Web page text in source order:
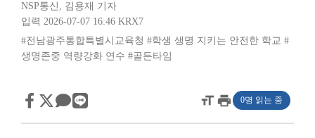
NSP통신 , 김용재 기자
입력 2026-07-07 16:46 KRX7
#전남광주통합특별시교육청 #학생 생명 지키는 안전한 학교 #
생명존중 역량강화 연수 #골든타임
format_sizeprint 0명 읽는 중